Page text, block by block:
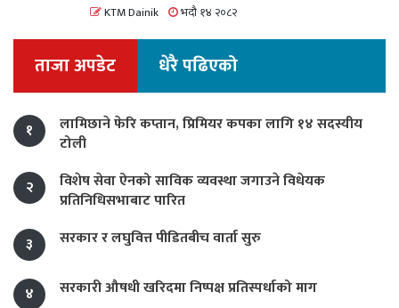
KTM Dainik भदौ १४ २०८२
ताजा अपडेट धेरै पढिएको
१
लामिछाने फेरि कप्तान, प्रिमियर कपका लागि १४ सदस्यीय
टोली
२
विशेष सेवा ऐनको साविक व्यवस्था जगाउने विधेयक
प्रतिनिधिसभाबाट पारित
३
सरकार र लघुवित्त पीडितबीच वार्ता सुरु
४ सरकारी औषधी खरिदमा निष्पक्ष प्रतिस्पर्धाको माग